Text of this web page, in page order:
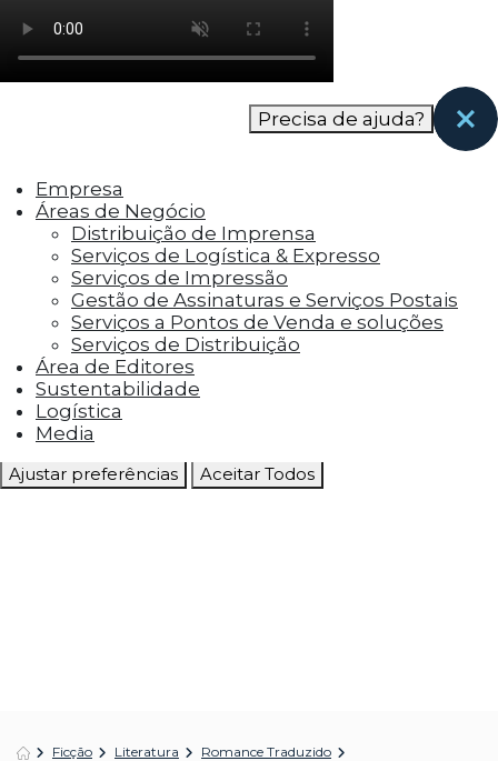
como os visitantes interagem com o site. Esses
cookies ajudam a fornecer informações sobre
as métricas do número de visitantes, taxa de
rejeição, origem do tráfego, etc.
funcionalidades, como compartilhar o
conteúdo do site em plataformas de social
media, coletar feedbacks e outros recursos de
terceiros.
Cookies Marketing
Os cookies de marketing são usados para
entregar aos visitantes anúncios
personalizados com base nas páginas que eles
visitaram antes e analisar a eficácia da
campanha publicitária.
Ajustar preferências Aceitar Todos
Precisa de ajuda?
Empresa
Áreas de Negócio
Distribuição de Imprensa
Serviços de Logística & Expresso
Serviços de Impressão
Gestão de Assinaturas e Serviços Postais
Serviços a Pontos de Venda e soluções
Serviços de Distribuição
Área de Editores
Sustentabilidade
Logística
Media
Ficção Literatura
Romance Traduzido